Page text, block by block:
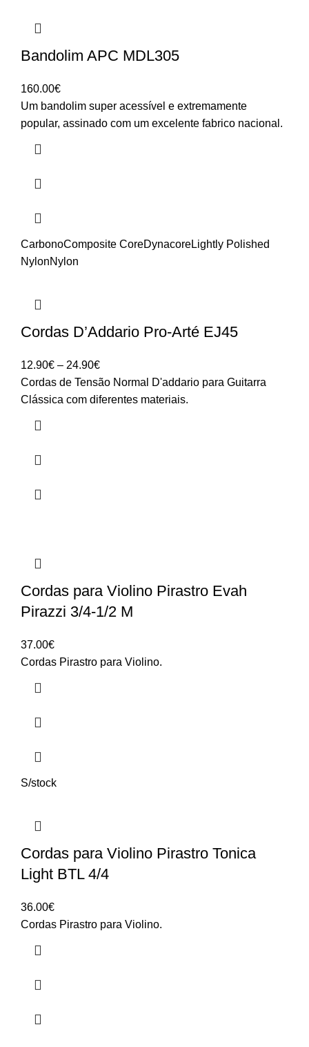
Bandolim APC MDL305
160.00€
Um bandolim super acessível e extremamente
popular, assinado com um excelente fabrico nacional.
CarbonoComposite CoreDynacoreLightly Polished
NylonNylon
Cordas D’Addario Pro-Arté EJ45
12.90€ – 24.90€Price
range:
12.90€
Cordas de Tensão Normal D'addario para Guitarra
Clássica com diferentes materiais.
Cordas para Violino Pirastro Evah
Pirazzi 3/4-1/2 M
37.00€
Cordas Pirastro para Violino.
S/stock
Cordas para Violino Pirastro Tonica
Light BTL 4/4
36.00€
Cordas Pirastro para Violino.